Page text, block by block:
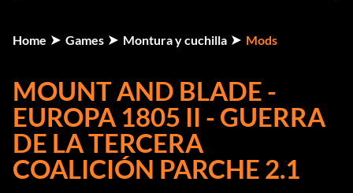
Home Games Montura y cuchilla Mods
MOUNT AND BLADE -
EUROPA 1805 II - GUERRA
DE LA TERCERA
COALICIÓN PARCHE 2.1